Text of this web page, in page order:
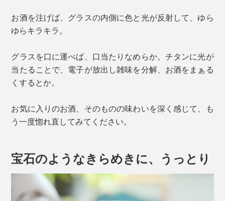
お酒を注げば、グラスの内側に色と光が反射して、ゆら
ゆらキラキラ。
グラスを口に運べば、口当たりなめらか。チタンに光が
当たることで、電子が放出し雑味を分解、お酒をまぁる
くするとか。
お気に入りのお酒、そのものの味わいを深く感じて、も
う一度惚れ直してみてください。
宝石のようなきらめきに、うっとり